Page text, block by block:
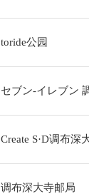
toride公园
セブン-イレブン
Create S·D调布深
调布深大寺邮局